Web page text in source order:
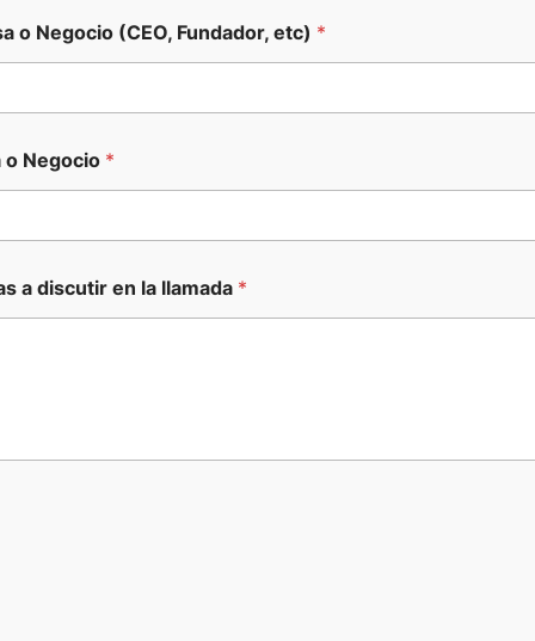
o Negocio (CEO, Fundador, etc) *
o Negocio *
a discutir en la llamada *